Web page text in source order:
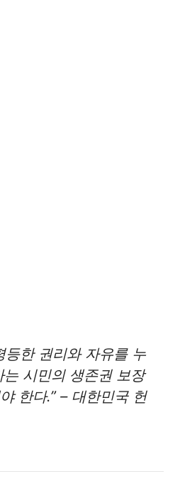
등한 권리와 자유를 누
시민의 생존권 보장
한다.” – 대한민국 헌